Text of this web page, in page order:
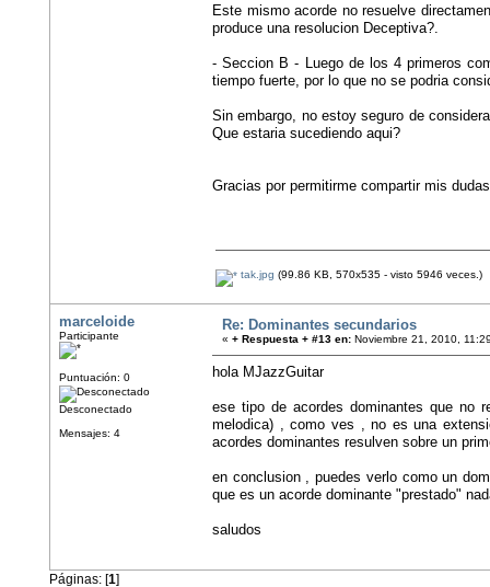
Este mismo acorde no resuelve
produce una resolucion Deceptiva?.
- Seccion B - Luego de los 4 primeros
tiempo fuerte, por lo que no se podria
Sin embargo, no estoy seguro de
Que estaria sucediendo aqui?
Gracias por permitirme compartir mis
tak.jpg (99.86 KB, 570x535 - visto 5946 veces.)
marceloide
Participante
Puntuación: 0
Desconectado
Mensajes: 4
Re: Dominantes secundarios
« + Respuesta + #13 en: Noviembre 21, 2010,
hola MJazzGuitar
ese tipo de acordes dominantes que no
melodica) , como ves , no es una
acordes dominantes resulven sobre un
en conclusion , puedes verlo como un
que es un acorde dominante "prestado"
saludos
Páginas: [1]